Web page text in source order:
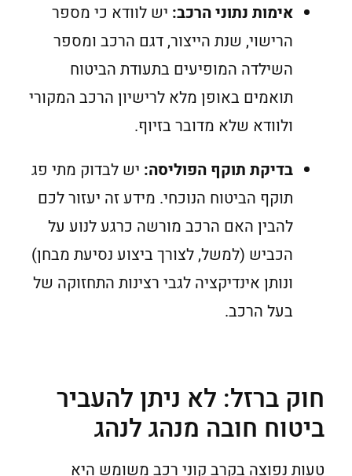
אימות נתוני הרכב: יש לוודא כי מספר
הרישוי, שנת הייצור, דגם הרכב ומספר
השילדה המופיעים בתעודת הביטוח
תואמים באופן מלא לרישיון הרכב המקורי
ולוודא שלא מדובר בזיוף.
בדיקת תוקף הפוליסה: יש לבדוק מתי פג
תוקף הביטוח הנוכחי. מידע זה יעזור לכם
להבין האם הרכב מורשה כרגע לנוע על
הכביש (למשל, לצורך ביצוע נסיעת מבחן)
ונותן אינדיקציה לגבי רצינות התחזוקה של
בעל הרכב.
חוק ברזל: לא ניתן להעביר
ביטוח חובה מנהג לנהג
טעות נפוצה בקרב קוני רכב משומש היא